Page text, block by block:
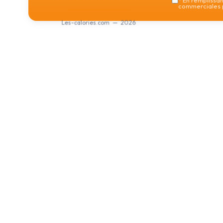
Les-calories.com — 2026
commerciales